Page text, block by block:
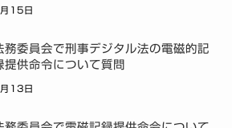
15日
務委員会で刑事デジタル法の電磁的記
提供命令について質問
13日